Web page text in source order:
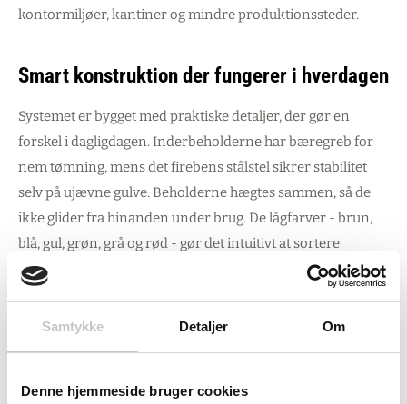
Samtykke Detaljer Om
Denne hjemmeside bruger cookies
kontormiljøer, kantiner og mindre produktionssteder.
Smart konstruktion der fungerer i hverdagen
Systemet er bygget med praktiske detaljer, der gør en
forskel i dagligdagen. Inderbeholderne har bæregreb for
nem tømning, mens det firebens stålstel sikrer stabilitet
selv på ujævne gulve. Beholderne hægtes sammen, så de
ikke glider fra hinanden under brug. De lågfarver - brun,
blå, gul, grøn, grå og rød - gør det intuitivt at sortere
korrekt uden særlig træning af personalet.
kabinettet sikrer robusthed mod stød og daglig brug, mens
rengøringsmidler uden at blive skøre eller misfarvede. Den